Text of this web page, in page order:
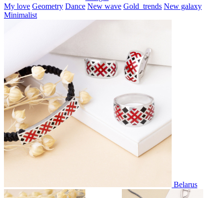
My love Geometry Dance New wave Gold_trends New galaxy
Minimalist
Belarus